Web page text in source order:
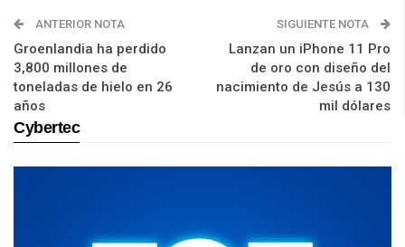
ANTERIOR NOTA
Groenlandia ha perdido
3,800 millones de
toneladas de hielo en 26
años
SIGUIENTE NOTA
Lanzan un iPhone 11 Pro
de oro con diseño del
nacimiento de Jesús a 130
mil dólares
Cybertec